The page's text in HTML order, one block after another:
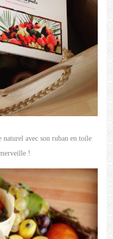
naturel avec son ruban en toile
!